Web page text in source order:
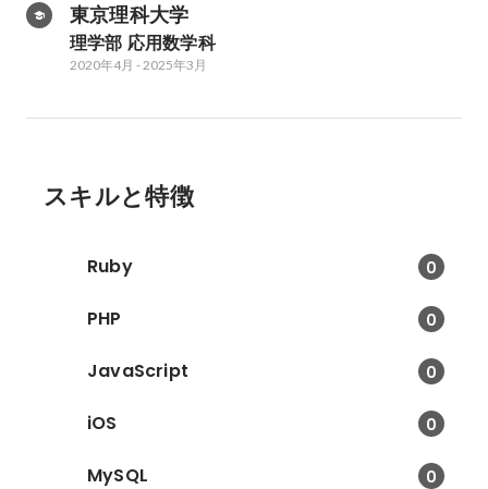
子園で一次選考を突破
東京理科大学
理学部 応用数学科
2020年4月 -2025年3月
スキルと特徴
Ruby 0
PHP 0
JavaScript 0
iOS 0
MySQL 0